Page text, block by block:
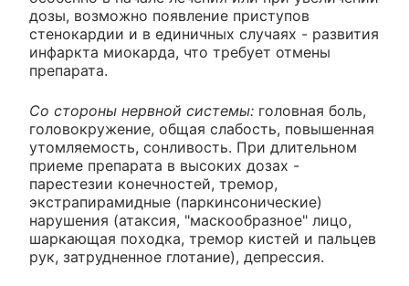
дозы, возможно появление приступов
стенокардии и в единичных случаях - развития
инфаркта миокарда, что требует отмены
препарата.
Со стороны нервной системы: головная боль,
головокружение, общая слабость, повышенная
утомляемость, сонливость. При длительном
приеме препарата в высоких дозах -
парестезии конечностей, тремор,
экстрапирамидные (паркинсонические)
нарушения (атаксия, "маскообразное" лицо,
шаркающая походка, тремор кистей и пальцев
рук, затрудненное глотание), депрессия.